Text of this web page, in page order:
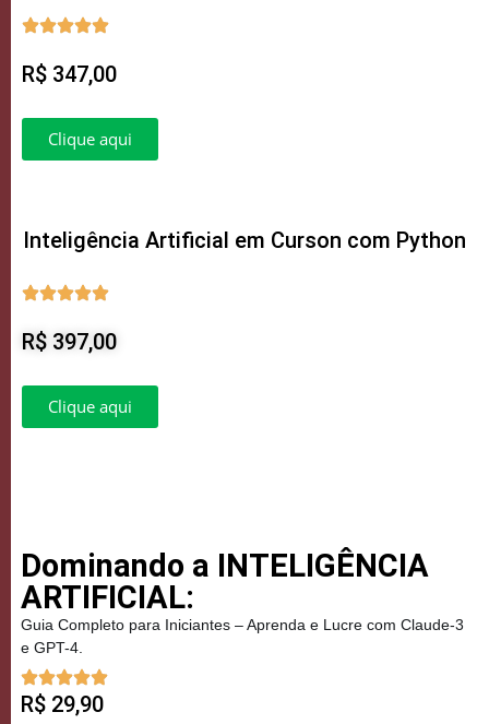
R$ 347,00
Clique aqui
Inteligência Artificial em Curson com Python
R$ 397,00
Clique aqui
Dominando a INTELIGÊNCIA
ARTIFICIAL:
Guia Completo para Iniciantes – Aprenda e Lucre com Claude-3
e GPT-4.
R$ 29,90